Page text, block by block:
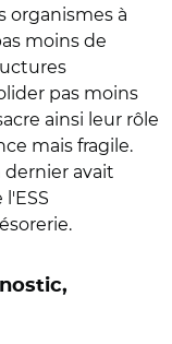
organismes à
moins de
pas moins
ainsi leur rôle
mais fragile.
dernier avait